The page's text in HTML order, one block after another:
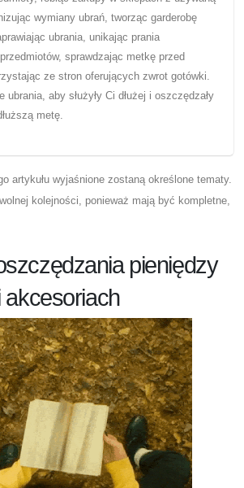
wymiany ubrań, tworząc garderobę
ubrania, unikając prania
sprawdzając metkę przed
ze stron oferujących zwrot gotówki.
ubrania, aby służyły Ci dłużej i oszczędzały
metę.
artykułu wyjaśnione zostaną określone tematy.
kolejności, ponieważ mają być kompletne,
pieniędzy
akcesoriach